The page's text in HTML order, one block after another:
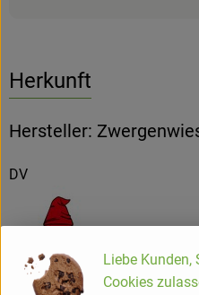
Herkunft
Hersteller:
DV
ZWERGENWIESE Naturkost
Liebe Kunden,
Cookies